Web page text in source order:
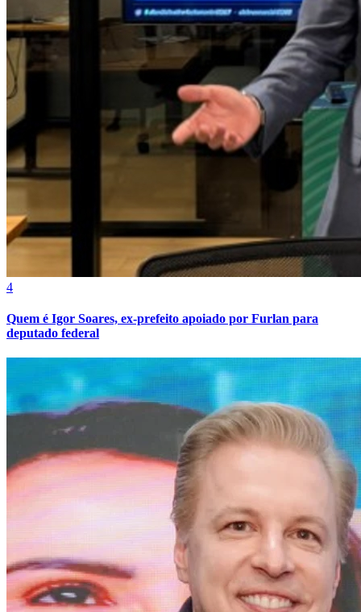
Atlético-MG
Cruzeiro
4
Quem é Igor Soares, ex-prefeito apoiado por Furlan para
deputado federal